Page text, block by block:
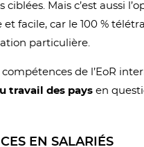
Mais c’est aussi
facile, car le 100 %
particulière.
compétences de l’EoR
travail des pays en
EN SALARIÉS